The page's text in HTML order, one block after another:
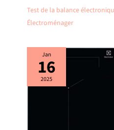
Test de la balance
Électroménager
Jan
16
2025